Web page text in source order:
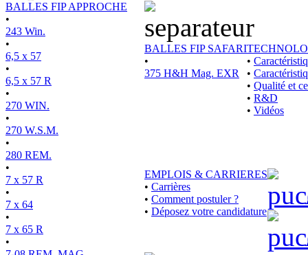
BALLES FIP APPROCHE
•
243 Win.
•
6,5 x 57
•
6,5 x 57 R
•
270 WIN.
•
270 W.S.M.
•
280 REM.
•
7 x 57 R
•
7 x 64
•
7 x 65 R
•
BALLES FIP SAFARI
•
375 H&H Mag. EXR
•
•
• Qualité et
• R&D
• Vidéos
EMPLOIS & CARRIERES
• Carrières
• Comment postuler ?
• Déposez votre candidature